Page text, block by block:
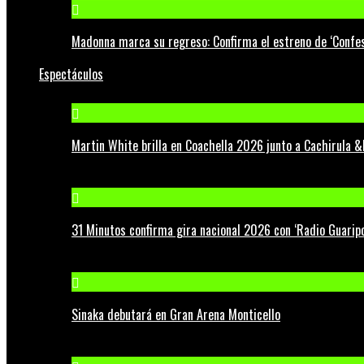
Madonna marca su regreso: Confirma el estreno de
Espectáculos
Martin White brilla en Coachella 2026 junto a Cachirula
31 Minutos confirma gira nacional 2026 con ‘Radio
Sinaka debutará en Gran Arena Monticello